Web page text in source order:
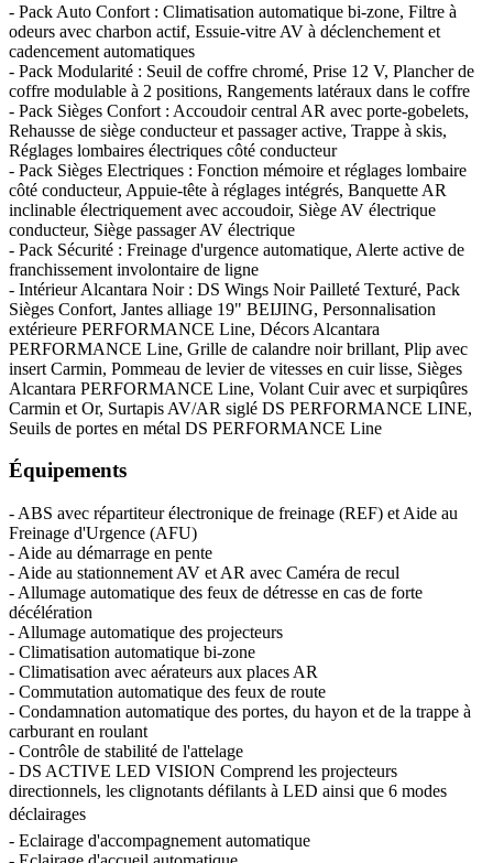
- Pack Auto Confort : Climatisation automatique bi-zone, Filtre à
odeurs avec charbon actif, Essuie-vitre AV à déclenchement et
cadencement automatiques
- Pack Modularité : Seuil de coffre chromé, Prise 12 V, Plancher de
coffre modulable à 2 positions, Rangements latéraux dans le coffre
- Pack Sièges Confort : Accoudoir central AR avec porte-gobelets,
Rehausse de siège conducteur et passager active, Trappe à skis,
Réglages lombaires électriques côté conducteur
- Pack Sièges Electriques : Fonction mémoire et réglages lombaire
côté conducteur, Appuie-tête à réglages intégrés, Banquette AR
inclinable électriquement avec accoudoir, Siège AV électrique
conducteur, Siège passager AV électrique
- Pack Sécurité : Freinage d'urgence automatique, Alerte active de
franchissement involontaire de ligne
- Intérieur Alcantara Noir : DS Wings Noir Pailleté Texturé, Pack
Sièges Confort, Jantes alliage 19" BEIJING, Personnalisation
extérieure PERFORMANCE Line, Décors Alcantara
PERFORMANCE Line, Grille de calandre noir brillant, Plip avec
insert Carmin, Pommeau de levier de vitesses en cuir lisse, Sièges
Alcantara PERFORMANCE Line, Volant Cuir avec et surpiqûres
Carmin et Or, Surtapis AV/AR siglé DS PERFORMANCE LINE,
Seuils de portes en métal DS PERFORMANCE Line
Équipements
- ABS avec répartiteur électronique de freinage (REF) et Aide au
Freinage d'Urgence (AFU)
- Aide au démarrage en pente
- Aide au stationnement AV et AR avec Caméra de recul
- Allumage automatique des feux de détresse en cas de forte
décélération
- Allumage automatique des projecteurs
- Climatisation automatique bi-zone
- Climatisation avec aérateurs aux places AR
- Commutation automatique des feux de route
- Condamnation automatique des portes, du hayon et de la trappe à
carburant en roulant
- Contrôle de stabilité de l'attelage
- DS ACTIVE LED VISION Comprend les projecteurs
directionnels, les clignotants défilants à LED ainsi que 6 modes
déclairages
- Eclairage d'accompagnement automatique